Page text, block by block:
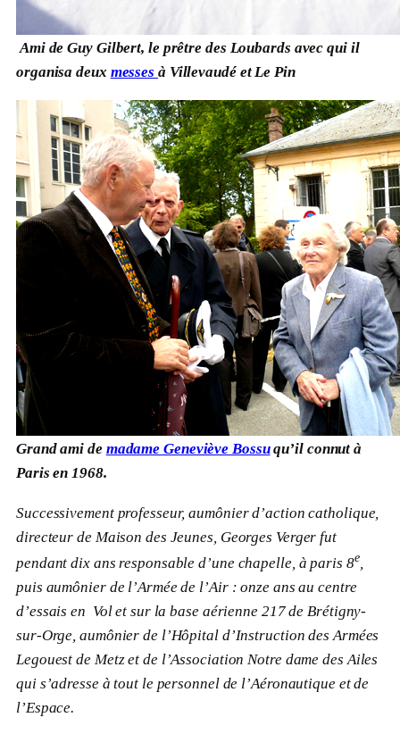
Ami de Guy Gilbert, le prêtre des Loubards avec qui il
organisa deux messes à Villevaudé et Le Pin
Grand ami de madame Geneviève Bossuqu’il connut à
Paris en 1968.
Successivement professeur, aumônier d’action catholique,
directeur de Maison des Jeunes, Georges Verger fut
pendant dix ans responsable d’une chapelle, à paris 8e,
puis aumônier de l’Armée de l’Air : onze ans au centre
d’essais en Vol et sur la base aérienne 217 de Brétigny-
sur-Orge, aumônier de l’Hôpital d’Instruction des Armées
Legouest de Metz et de l’Association Notre dame des Ailes
qui s’adresse à tout le personnel de l’Aéronautique et de
l’Espace.